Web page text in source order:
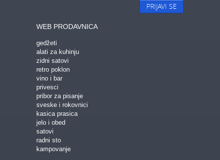
PRIJAVI SE
WEB PRODAVNICA
gedžeti
alati za kuhinju
zidni satovi
retro poklon
vino i bar
privesci
pribor za pisanje
sveske i rokovnici
kasica prasica
jelo i obed
satovi
radni sto
kampovanje